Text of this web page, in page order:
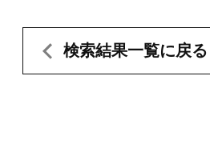
検索結果一覧に戻る